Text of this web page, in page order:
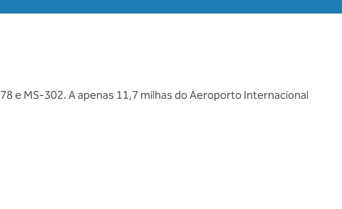
e MS-302. A apenas 11,7 milhas do Aeroporto Internacional